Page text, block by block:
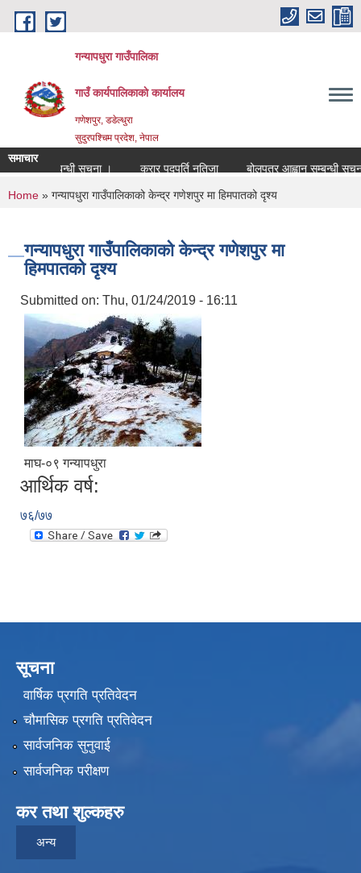
Skip to main content
गन्यापधुरा गाउँपालिका
गाउँ कार्यपालिकाकाे कार्यालय
गणेशपुर, डडेल्धुरा
सुदुरपश्चिम प्रदेश, नेपाल
समाचार
पदपुर्ति सम्बन्धी सुचना ।
करार पदपुर्ति नतिजा बोलपत्र आह्वान सम्बन्धी सुचना
You are here
Home » गन्यापधुरा गाउँपालिकाको केन्द्र गणेशपुर मा हिमपातको दृश्य
गन्यापधुरा गाउँपालिकाको केन्द्र गणेशपुर मा
हिमपातको दृश्य
Submitted on: Thu, 01/24/2019 - 16:11
माघ-०९ गन्यापधुरा
आर्थिक वर्ष:
७६/७७
सूचना
वार्षिक प्रगति प्रतिवेदन
चौमासिक प्रगति प्रतिवेदन
सार्वजनिक सुनुवाई
सार्वजनिक परीक्षण
कर तथा शुल्कहरु
अन्य